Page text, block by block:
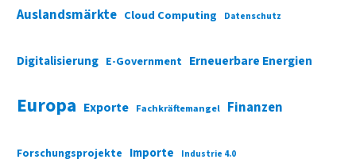
Auslandsmärkte Cloud Computing Datenschutz
Digitalisierung E-Government Erneuerbare Energien
Europa Exporte Fachkräftemangel Finanzen
Forschungsprojekte Importe Industrie 4.0